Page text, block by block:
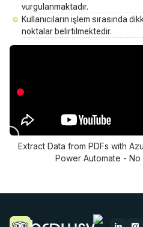
vurgulanmaktadır.
Kullanıcıların işlem sırasında
noktalar belirtilmektedir.
Extract Data from PDFs with
Power Automate - No